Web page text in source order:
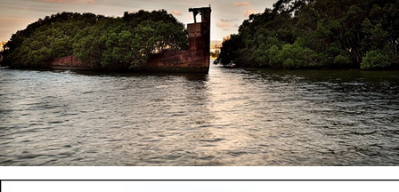
Fransız Meridiam,
ihalesine hazırlanıyor
Bloomberg'in haberine
altyapı yatırım şirketi
Temmuz Şehitler
Sultan Mehmet
özelleştirilmesine
ilgileniyor.